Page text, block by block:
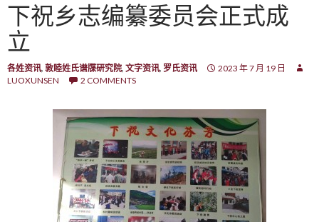
下祝乡志编纂委员会正式成
立
各姓资讯, 敦睦姓氏谱牒研究院, 文字资讯, 罗氏资讯
2023 年 7 月 19 日
LUOXUNSEN
2 COMMENTS